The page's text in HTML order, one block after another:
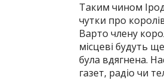
Таким чином
чутки про
Варто члену
місцеві будуть
була вдягнена.
газет, радіо чи